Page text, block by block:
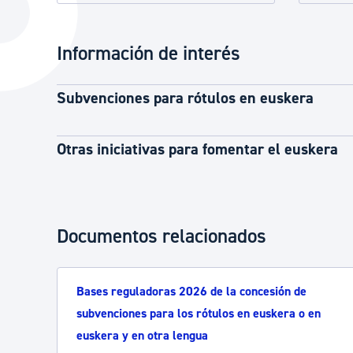
La ciudad ahora
La ciudad futura
Agenda
Información de interés
Subvenciones para rótulos en euskera
Otras iniciativas para fomentar el euskera
Documentos relacionados
Bases reguladoras 2026 de la concesión de
subvenciones para los rótulos en euskera o en
euskera y en otra lengua